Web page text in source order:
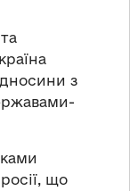
з
що